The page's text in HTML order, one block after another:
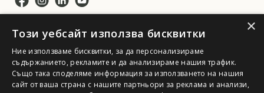
Имотека АД. Всички права запазени
×
Този уебсайт използва бисквитки
Ние използваме бисквитки, за да персонализираме
съдържанието, рекламите и да анализираме нашия трафик.
Също така споделяме информация за използването на нашия
сайт от ваша страна с нашите партньори за реклама и анализи,